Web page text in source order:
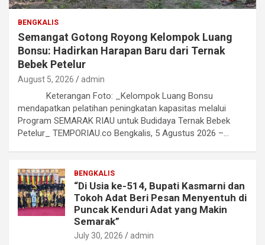
BENGKALIS
Semangat Gotong Royong Kelompok Luang
Bonsu: Hadirkan Harapan Baru dari Ternak
Bebek Petelur
August 5, 2026 admin
Keterangan Foto: _Kelompok Luang Bonsu
mendapatkan pelatihan peningkatan kapasitas melalui
Program SEMARAK RIAU untuk Budidaya Ternak Bebek
Petelur_ TEMPORIAU.co Bengkalis, 5 Agustus 2026 –…
BENGKALIS
“Di Usia ke-514, Bupati Kasmarni dan
Tokoh Adat Beri Pesan Menyentuh di
Puncak Kenduri Adat yang Makin
Semarak”
July 30, 2026 admin